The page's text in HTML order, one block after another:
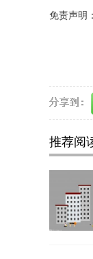
免责声明
推荐阅